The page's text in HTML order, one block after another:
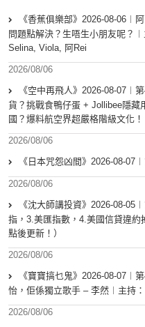
《香蕉俱樂部》2026-08-06︱
問題點解決？生唔生小朋友呢？
Selina, Viola, 阿Rei
2026/08/06
《空中再飛人》2026-08-07︱
貨？挑戰食鴨仔蛋 + Jollibee隱藏
國？爆料航空界超嚴格階級文化
2026/08/06
《日本咒怨凶間》2026-08-
2026/08/06
《沈大師講投資》2026-08-
指，3.美匯指數，4.美國信貸違
點後更新！）
2026/08/06
《寶寶搞乜鬼》2026-08-07︱
怡，佢係獨立歌手 – 李然︱主持
2026/08/06